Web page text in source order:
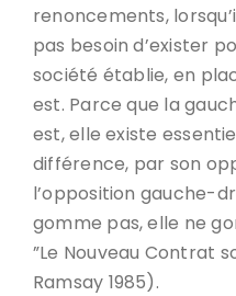
renoncements,
pas besoin d’exister
société établie, en
est. Parce que la
est, elle existe
différence, par son
l’opposition gauche-
gomme pas, elle ne
”Le Nouveau Contrat
Ramsay 1985).